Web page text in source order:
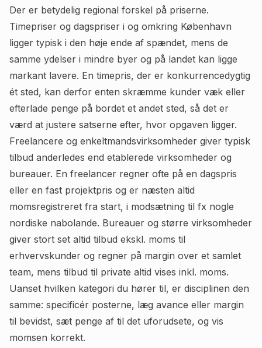
Der er betydelig regional forskel på priserne.
Timepriser og dagspriser i og omkring København
ligger typisk i den høje ende af spændet, mens de
samme ydelser i mindre byer og på landet kan ligge
markant lavere. En timepris, der er konkurrencedygtig
ét sted, kan derfor enten skræmme kunder væk eller
efterlade penge på bordet et andet sted, så det er
værd at justere satserne efter, hvor opgaven ligger.
Freelancere og enkeltmandsvirksomheder giver typisk
tilbud anderledes end etablerede virksomheder og
bureauer. En freelancer regner ofte på en dagspris
eller en fast projektpris og er næsten altid
momsregistreret fra start, i modsætning til fx nogle
nordiske nabolande. Bureauer og større virksomheder
giver stort set altid tilbud ekskl. moms til
erhvervskunder og regner på margin over et samlet
team, mens tilbud til private altid vises inkl. moms.
Uanset hvilken kategori du hører til, er disciplinen den
samme: specificér posterne, læg avance eller margin
til bevidst, sæt penge af til det uforudsete, og vis
momsen korrekt.